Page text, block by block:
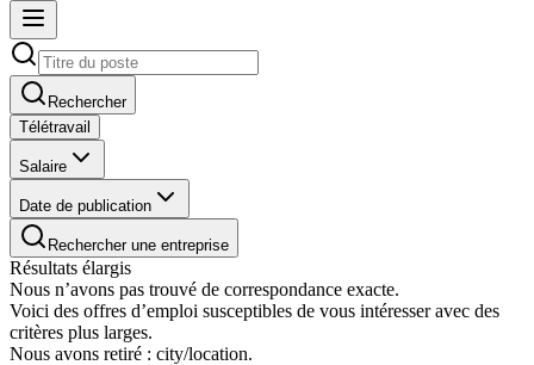
Rechercher
Télétravail
Salaire
Date de publication
Rechercher une entreprise
Résultats élargis
Nous n’avons pas trouvé de correspondance exacte.
Voici des offres d’emploi susceptibles de vous intéresser avec des
critères plus larges.
Nous avons retiré : city/location.